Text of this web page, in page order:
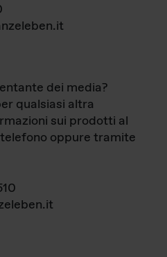
dei media?
qualsiasi altra
sui prodotti al
oppure tramite